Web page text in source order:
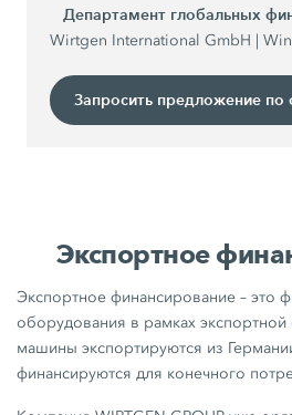
Департамент глобальных
Wirtgen International GmbH |
Запросить предложение
Экспортное
Экспортное финансирование – это
оборудования в рамках
машины экспортируются из
финансируются для конечного